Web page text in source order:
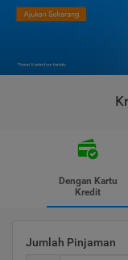
Dengan Kartu
Kredit
Jumlah Pinjaman